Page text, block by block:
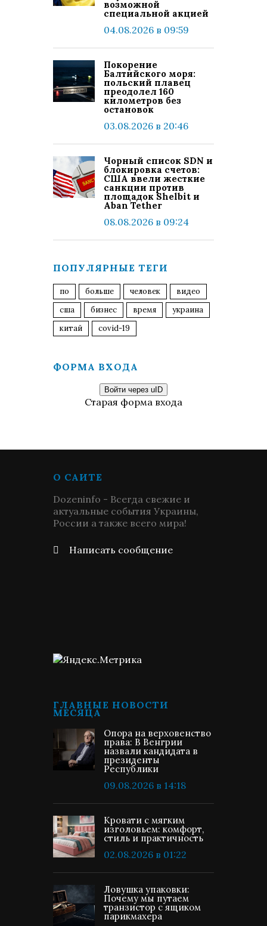
возможной
специальной акцией
04.08.2026 в 09:59
Покорение
Балтийского моря:
польский плавец
преодолел 160
километров без
остановок
03.08.2026 в 20:46
Чорный список SDN и
блокировка счетов:
США ввели жесткие
санкции против
площадок Shelbit и
Aban Tether
08.08.2026 в 09:24
ПОПУЛЯРНЫЕ ТЕГИ
по больше человек
видео
сша
бизнес время
украина
китай
covid-19
ФОРМА ВХОДА
Войти через uID
Старая форма входа
О САЙТЕ
Dozeninfo - Всегда свежие и
актуальные события Украины,
России а также всего мира!
Написать сообщение
ГЛАВНЫЕ НОВОСТИ
МЕСЯЦА
Опора на верховенство
права: В Венгрии
назвали кандидата в
президенты
Республики
09.08.2026 в 14:18
Кровати с мягким
изголовьем: комфорт,
стиль и практичность
02.08.2026 в 01:22
Ловушка упаковки:
Почему мы путаем
транзистор с ящиком
парикмахера